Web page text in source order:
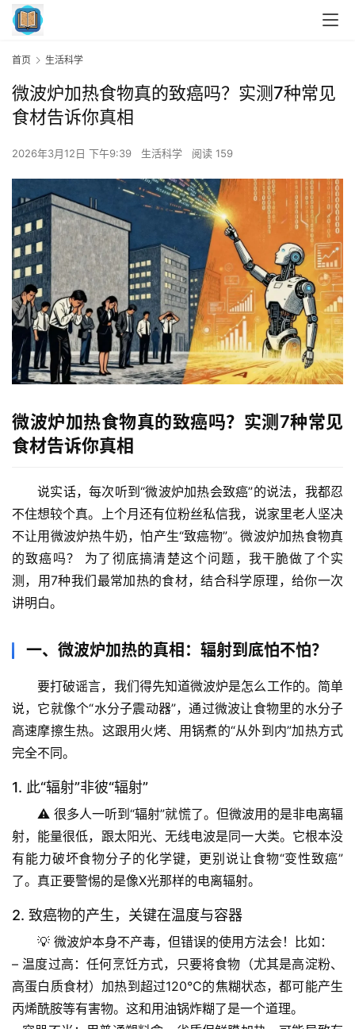
首页 生活科学
微波炉加热食物真的致癌吗？实测7种常见
食材告诉你真相
2026年3月12日 下午9:39 生活科学 阅读 159
微波炉加热食物真的致癌吗？实测7种常见
食材告诉你真相
说实话，每次听到“微波炉加热会致癌”的说法，我都忍
不住想较个真。上个月还有位粉丝私信我，说家里老人坚决
不让用微波炉热牛奶，怕产生“致癌物”。微波炉加热食物真
的致癌吗？
为了彻底搞清楚这个问题，我干脆做了个实
测，用7种我们最常加热的食材，结合科学原理，给你一次
讲明白。
一、微波炉加热的真相：辐射到底怕不怕？
要打破谣言，我们得先知道微波炉是怎么工作的。简单
说，它就像个“水分子震动器”，通过微波让食物里的水分子
高速摩擦生热。这跟用火烤、用锅煮的“从外到内”加热方式
完全不同。
1. 此“辐射”非彼“辐射”
⚠️ 很多人一听到“辐射”就慌了。但微波用的是非电离辐
射，能量很低，跟太阳光、无线电波是同一大类。它根本没
有能力破坏食物分子的化学键，更别说让食物“变性致癌”
了。真正要警惕的是像X光那样的电离辐射。
2. 致癌物的产生，关键在温度与容器
💡 微波炉本身不产毒，但错误的使用方法会！比如：
– 温度过高 ：任何烹饪方式，只要将食物（尤其是高淀粉、
高蛋白质食材）加热到超过120℃的焦糊状态，都可能产生
丙烯酰胺等有害物。这和用油锅炸糊了是一个道理。